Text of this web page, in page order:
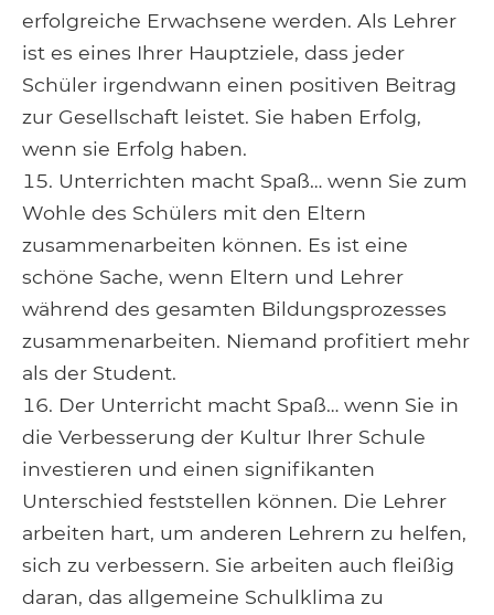
erfolgreiche Erwachsene werden. Als Lehrer
ist es eines Ihrer Hauptziele, dass jeder
Schüler irgendwann einen positiven Beitrag
zur Gesellschaft leistet. Sie haben Erfolg,
wenn sie Erfolg haben.
Unterrichten macht Spaß… wenn Sie zum
Wohle des Schülers mit den Eltern
zusammenarbeiten können. Es ist eine
schöne Sache, wenn Eltern und Lehrer
während des gesamten Bildungsprozesses
zusammenarbeiten. Niemand profitiert mehr
als der Student.
Der Unterricht macht Spaß… wenn Sie in
die Verbesserung der Kultur Ihrer Schule
investieren und einen signifikanten
Unterschied feststellen können. Die Lehrer
arbeiten hart, um anderen Lehrern zu helfen,
sich zu verbessern. Sie arbeiten auch fleißig
daran, das allgemeine Schulklima zu